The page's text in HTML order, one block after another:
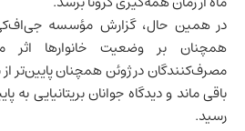
در همین حال، گزارش مؤسسه
همچنان بر وضعیت خانوارها اثر
مصرف‌کنندگان در ژوئن همچنان پایین‌تر
باقی ماند و دیدگاه جوانان بریتانیایی
رسید.